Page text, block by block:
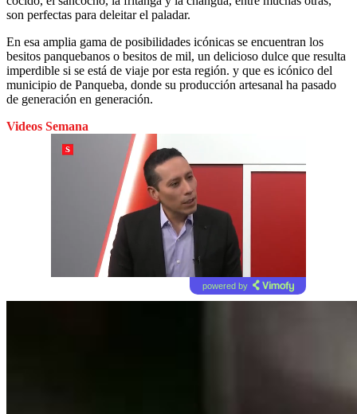
son perfectas para deleitar el paladar.
En esa amplia gama de posibilidades icónicas se encuentran los
besitos panquebanos o besitos de mil, un delicioso dulce que resulta
imperdible si se está de viaje por esta región. y que es icónico del
municipio de Panqueba, donde su producción artesanal ha pasado
de generación en generación.
Videos Semana
powered by